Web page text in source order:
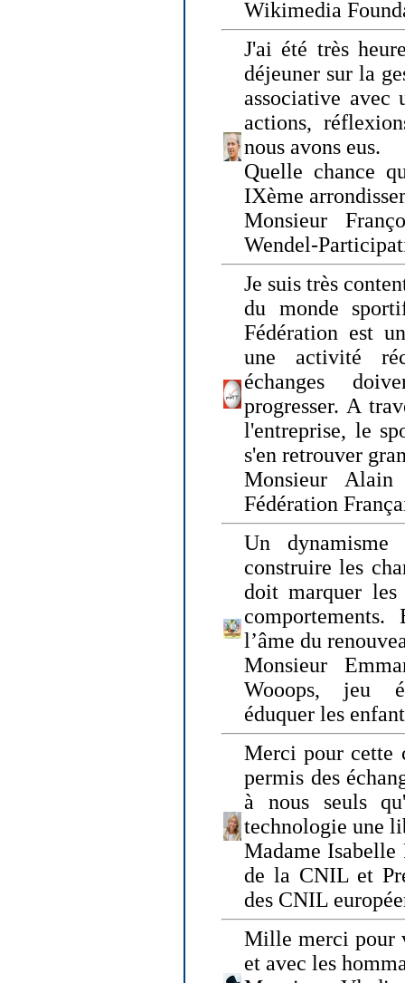
Wikimedia
J'ai été très
déjeuner sur la
associative avec
actions,
nous avons eus.
Quelle chance
IXème
Monsieur
Wendel-
Je suis très
du monde
Fédération est
une activité
échanges
progresser. A
l'entreprise, le
s'en retrouver
Monsieur
Fédération
Un dynamisme
construire les
doit marquer les
l’âme du
Monsieur
Wooops, jeu
éduquer les
Merci pour cette
permis des
à nous seuls
technologie une
Madame Isabelle
de la CNIL et
des CNIL
Mille merci pour
et avec les